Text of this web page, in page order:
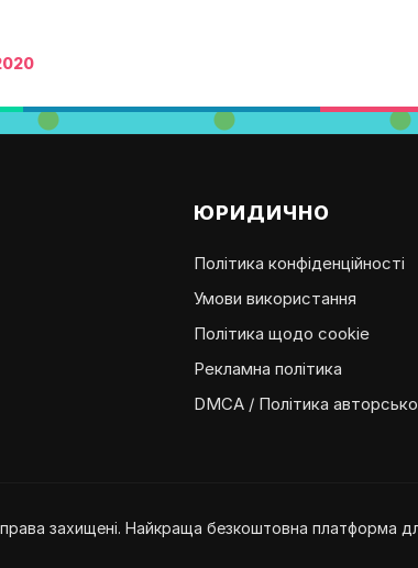
ЮРИДИЧНО
Політика конфіденційності
Умови використання
Політика щодо cookie
Рекламна політика
DMCA / Політика
захищені. Найкраща безкоштовна платформа